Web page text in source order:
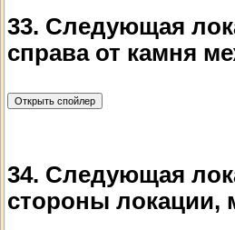
33. Следующая
справа от камня
34. Следующая
стороны локации,